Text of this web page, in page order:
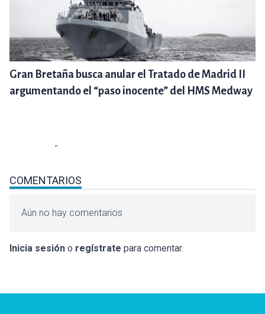
Gran Bretaña busca anular el Tratado de Madrid II
argumentando el “paso inocente” del HMS Medway
COMENTARIOS
Aún no hay comentarios
Inicia sesión o regístrate para comentar.